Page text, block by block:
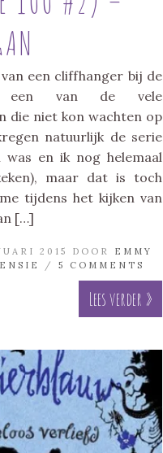
een cliffhanger bij de
van de vele
die niet kon wachten op
natuurlijk de serie
was en ik nog helemaal
maar dat is toch
tijdens het kijken van
[…]
2015 DOOR
EMMY
/ 5 COMMENTS
Lees verder »